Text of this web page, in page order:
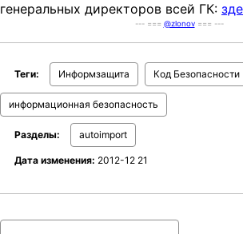
генеральных директоров всей ГК:
--- === @zlonov=== ---
Теги: Информзащита Код Безопасности
информационная безопасность
Разделы: autoimport
Дата изменения: 2012-12 21